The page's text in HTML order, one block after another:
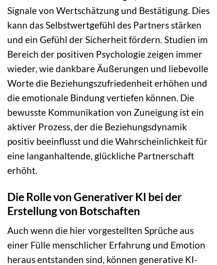
Signale von Wertschätzung und Bestätigung. Dies
kann das Selbstwertgefühl des Partners stärken
und ein Gefühl der Sicherheit fördern. Studien im
Bereich der positiven Psychologie zeigen immer
wieder, wie dankbare Äußerungen und liebevolle
Worte die Beziehungszufriedenheit erhöhen und
die emotionale Bindung vertiefen können. Die
bewusste Kommunikation von Zuneigung ist ein
aktiver Prozess, der die Beziehungsdynamik
positiv beeinflusst und die Wahrscheinlichkeit für
eine langanhaltende, glückliche Partnerschaft
erhöht.
Die Rolle von Generativer KI bei der
Erstellung von Botschaften
Auch wenn die hier vorgestellten Sprüche aus
einer Fülle menschlicher Erfahrung und Emotion
heraus entstanden sind, können generative KI-